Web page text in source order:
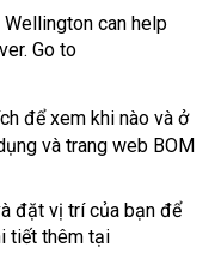
can help
Go to
để xem khi nào và ở
và trang web BOM
đặt vị trí của bạn để
tiết thêm tại